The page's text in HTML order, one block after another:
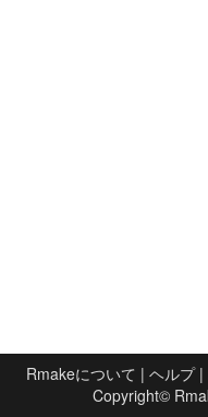
Rmakeについて | ヘルプ|
Copyright©